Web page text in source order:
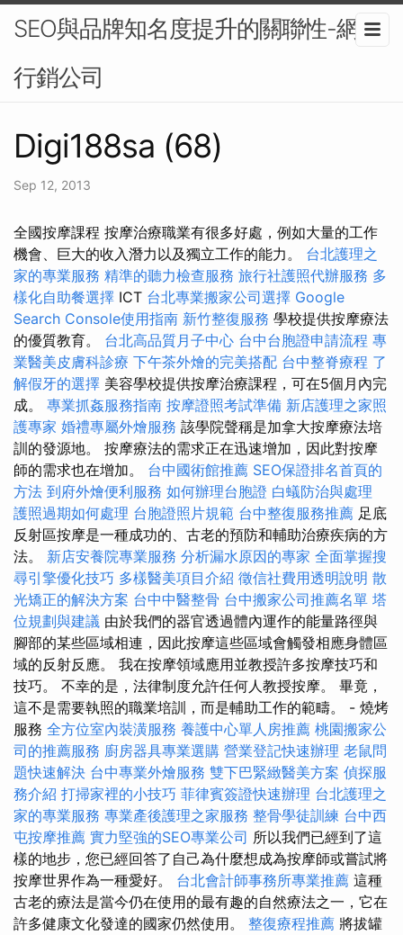
SEO與品牌知名度提升的關聯性-網路
行銷公司
Digi188sa (68)
Sep 12, 2013
全國按摩課程 按摩治療職業有很多好處，例如大量的工作
機會、巨大的收入潛力以及獨立工作的能力。 台北護理之
家的專業服務 精準的聽力檢查服務 旅行社護照代辦服務 多
樣化自助餐選擇 ICT 台北專業搬家公司選擇 Google
Search Console使用指南 新竹整復服務 學校提供按摩療法
的優質教育。 台北高品質月子中心 台中台胞證申請流程 專
業醫美皮膚科診療 下午茶外燴的完美搭配 台中整脊療程 了
解假牙的選擇 美容學校提供按摩治療課程，可在5個月內完
成。 專業抓姦服務指南 按摩證照考試準備 新店護理之家照
護專家 婚禮專屬外燴服務 該學院聲稱是加拿大按摩療法培
訓的發源地。 按摩療法的需求正在迅速增加，因此對按摩
師的需求也在增加。 台中國術館推薦 SEO保證排名首頁的
方法 到府外燴便利服務 如何辦理台胞證 白蟻防治與處理
護照過期如何處理 台胞證照片規範 台中整復服務推薦 足底
反射區按摩是一種成功的、古老的預防和輔助治療疾病的方
法。 新店安養院專業服務 分析漏水原因的專家 全面掌握搜
尋引擎優化技巧 多樣醫美項目介紹 徵信社費用透明說明 散
光矯正的解決方案 台中中醫整骨 台中搬家公司推薦名單 塔
位規劃與建議 由於我們的器官透過體內運作的能量路徑與
腳部的某些區域相連，因此按摩這些區域會觸發相應身體區
域的反射反應。 我在按摩領域應用並教授許多按摩技巧和
技巧。 不幸的是，法律制度允許任何人教授按摩。 畢竟，
這不是需要執照的職業培訓，而是輔助工作的範疇。 - 燒烤
服務 全方位室內裝潢服務 養護中心單人房推薦 桃園搬家公
司的推薦服務 廚房器具專業選購 營業登記快速辦理 老鼠問
題快速解決 台中專業外燴服務 雙下巴緊緻醫美方案 偵探服
務介紹 打掃家裡的小技巧 菲律賓簽證快速辦理 台北護理之
家的專業服務 專業產後護理之家服務 整骨學徒訓練 台中西
屯按摩推薦 實力堅強的SEO專業公司 所以我們已經到了這
樣的地步，您已經回答了自己為什麼想成為按摩師或嘗試將
按摩世界作為一種愛好。 台北會計師事務所專業推薦 這種
古老的療法是當今仍在使用的最有趣的自然療法之一，它在
許多健康文化發達的國家仍然使用。 整復療程推薦 將拔罐